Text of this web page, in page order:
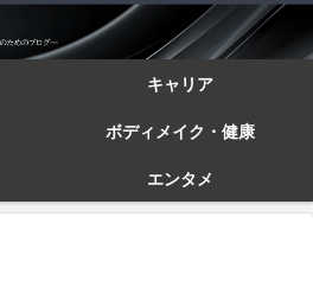
キャリア
ボディメイク・健康
エンタメ